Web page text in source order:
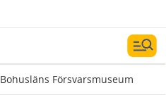
Bohusläns Försvarsmuseum